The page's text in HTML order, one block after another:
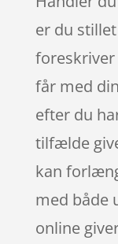
er du
får med
efter du
tilfælde
kan
med både
online